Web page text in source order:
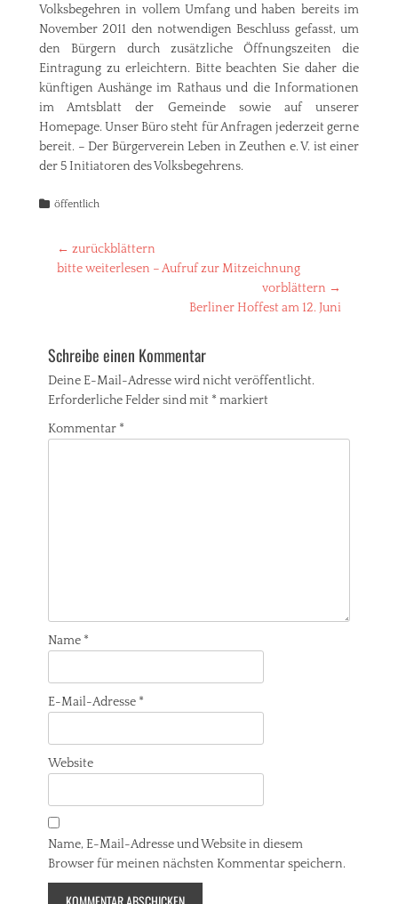
Volksbegehren in vollem Umfangundhaben bereits im
November 2011 den notwendigen Beschluss gefasst, um
den Bürgern durch zusätzliche Öffnungszeiten die
Eintragung zu erleichtern. Bitte beachten Sie daher die
künftigen Aushänge im Rathausund die Informationen
im
Amtsblatt der Gemeinde sowie auf
unserer
Homepage.Unser Büro steht fürAnfragen jederzeitgerne
bereit. – Der Bürgerverein Leben in Zeuthen e. V. ist einer
der5 Initiatoren desVolksbegehrens.
Kategorien
öffentlich
Beitragsnavigation
← zurückblättern
Vorheriger
bitte weiterlesen – Aufruf zur Mitzeichnung
vorblättern →
Berliner Hoffest am 12. Juni
Schreibe einen Kommentar
Deine E-Mail-Adresse wird nicht veröffentlicht.
Erforderliche Felder sind mit * markiert
Kommentar *
Name *
E-Mail-Adresse *
Website
Name, E-Mail-Adresse und Website in diesem
Browser für meinen nächsten Kommentar speichern.